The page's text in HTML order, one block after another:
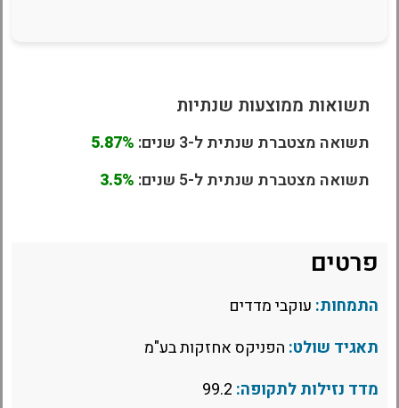
תשואות ממוצעות שנתיות
תשואה מצטברת שנתית ל-3 שנים:
5.87%
תשואה מצטברת שנתית ל-5 שנים:
3.5%
פרטים
התמחות: עוקבי מדדים
תאגיד שולט: הפניקס אחזקות בע"מ
מדד נזילות לתקופה: